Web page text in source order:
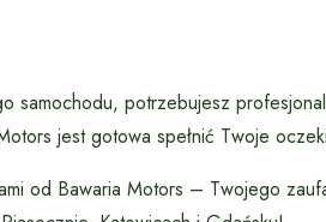
samochodu, potrzebujesz
jest gotowa spełnić Twoje
od Bawaria Motors – Twojego